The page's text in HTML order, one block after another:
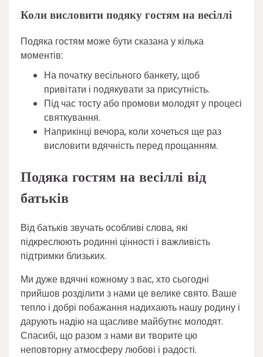
Коли висловити подяку гостям на весіллі
Подяка гостям може бути сказана у кілька
моментів:
На початку весільного банкету, щоб
привітати і подякувати за присутність.
Під час тосту або промови молодят у процесі
святкування.
Наприкінці вечора, коли хочеться ще раз
висловити вдячність перед прощанням.
Подяка гостям на весіллі від
батьків
Від батьків звучать особливі слова, які
підкреслюють родинні цінності і важливість
підтримки близьких.
Ми дуже вдячні кожному з вас, хто сьогодні
прийшов розділити з нами це велике свято. Ваше
тепло і добрі побажання надихають нашу родину і
дарують надію на щасливе майбутнє молодят.
Спасибі, що разом з нами ви творите цю
неповторну атмосферу любові і радості.